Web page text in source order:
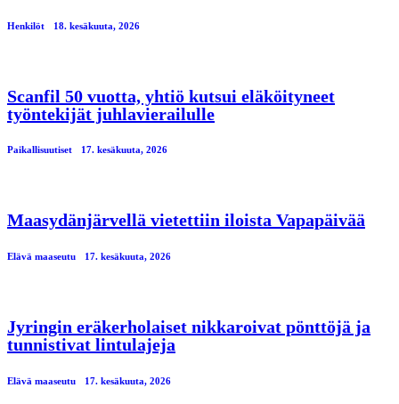
Henkilöt 18. kesäkuuta, 2026
Scanfil 50 vuotta, yhtiö kutsui eläköityneet
työntekijät juhlavierailulle
Paikallisuutiset 17. kesäkuuta, 2026
Maasydänjärvellä vietettiin iloista Vapapäivää
Elävä maaseutu 17. kesäkuuta, 2026
Jyringin eräkerholaiset nikkaroivat pönttöjä ja
tunnistivat lintulajeja
Elävä maaseutu 17. kesäkuuta, 2026